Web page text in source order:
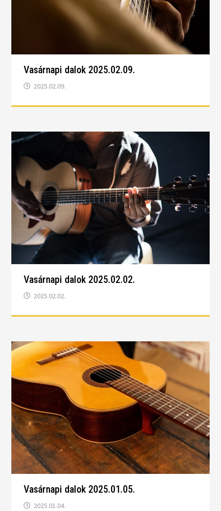
Vasárnapi dalok 2025.02.09.
2025.02.09.
Vasárnapi dalok 2025.02.02.
2025.02.02.
Vasárnapi dalok 2025.01.05.
2025.01.04.